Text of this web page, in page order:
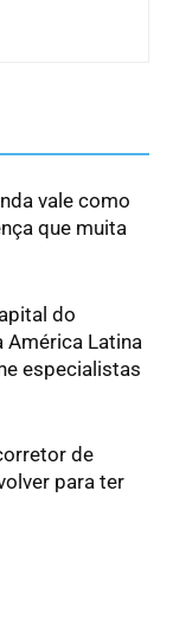
vale como
que muita
do
Latina
especialistas
de
para ter